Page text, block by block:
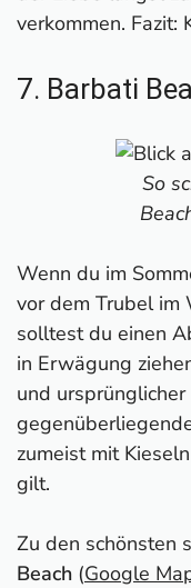
verkommen. Fazit:
7. Barbati
So
Wenn du im
vor dem Trubel im
solltest du einen
in Erwägung
und
zumeist mit
gilt.
Zu den schönsten
Beach (Google